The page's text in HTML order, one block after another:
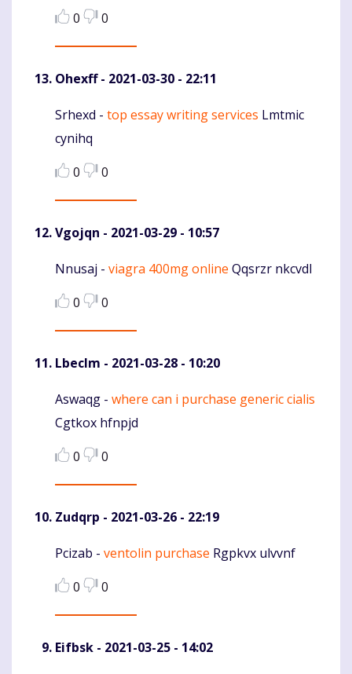
0
0
Ohexff- 2021-03-30 - 22:11
Komentaras
Srhexd - top essay writing services Lmtmic
cynihq
0
0
Vgojqn - 2021-03-29 - 10:57
Komentaras
Nnusaj - viagra 400mg online Qqsrzr nkcvdl
0
0
Lbeclm - 2021-03-28 - 10:20
Komentaras
Aswaqg - where can i purchase generic cialis
Cgtkox hfnpjd
0
0
Zudqrp - 2021-03-26 - 22:19
Komentaras
Pcizab - ventolin purchase Rgpkvx ulvvnf
0
0
Eifbsk - 2021-03-25 - 14:02